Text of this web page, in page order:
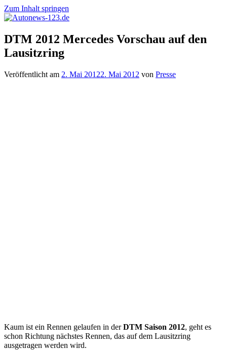
Zum Inhalt springen
Autonews-
123.de
Autonews
mit
Charme
DTM 2012 Mercedes Vorschau auf den
Lausitzring
Veröffentlicht am 2. Mai 20122. Mai 2012 von Presse
Kaum ist ein Rennen gelaufen in derDTM Saison 2012, geht es
schon Richtung nächstes Rennen, das auf dem Lausitzring
ausgetragen werden wird.